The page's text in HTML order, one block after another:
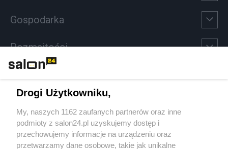
Gospodarka
Rozmaitości
Sport
Społeczeństwo
Drogi Użytkowniku,
My, naszych 1162 zaufanych partnerów oraz inne
podmioty z salon24.pl uzyskujemy dostęp i
przechowujemy informacje na urządzeniu oraz
przetwarzamy dane osobowe, takie jak unikalne